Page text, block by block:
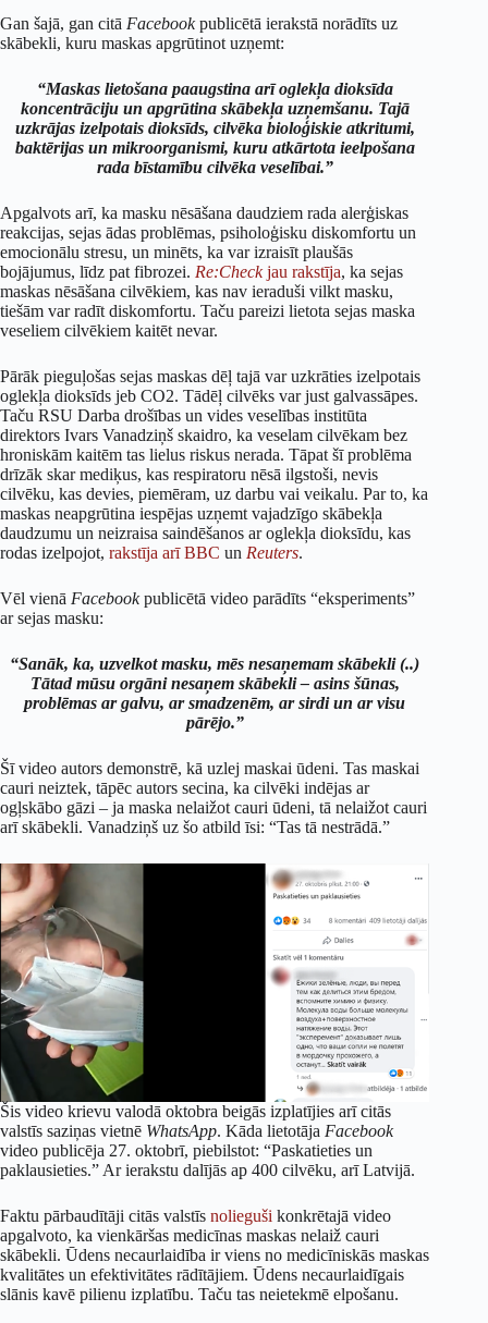
Gan šajā, gan citā Facebookpublicētā ierakstā norādīts uz
skābekli, kuru maskas apgrūtinot uzņemt:
“Maskas lietošana paaugstina arī oglekļa dioksīda
koncentrāciju un apgrūtina skābekļa uzņemšanu. Tajā
uzkrājas izelpotais dioksīds, cilvēka bioloģiskie atkritumi,
baktērijas un mikroorganismi, kuru atkārtota ieelpošana
rada bīstamību cilvēka veselībai.”
Apgalvots arī, ka masku nēsāšana daudziem rada alerģiskas
reakcijas, sejas ādas problēmas, psiholoģisku diskomfortu un
emocionālu stresu, un minēts, ka var izraisīt plaušās
bojājumus, līdz pat fibrozei. Re:Checkjau rakstīja, ka sejas
maskas nēsāšana cilvēkiem, kas nav ieraduši vilkt masku,
tiešām var radīt diskomfortu. Taču pareizi lietota sejas maska
veseliem cilvēkiem kaitēt nevar.
Pārāk pieguļošas sejas maskas dēļ tajā var uzkrāties izelpotais
oglekļa dioksīds jeb CO2. Tādēļ cilvēks var just galvassāpes.
Taču RSU Darba drošības un vides veselības institūta
direktors Ivars Vanadziņš skaidro, ka veselam cilvēkam bez
hroniskām kaitēm tas lielus riskus nerada. Tāpat šī problēma
drīzāk skar mediķus, kas respiratoru nēsā ilgstoši, nevis
cilvēku, kas devies, piemēram, uz darbu vai veikalu. Par to, ka
maskas neapgrūtina iespējas uzņemt vajadzīgo skābekļa
daudzumu un neizraisa saindēšanos ar oglekļa dioksīdu, kas
rodas izelpojot, rakstīja arī BBC un Reuters.
Vēl vienā Facebookpublicētā video parādīts “eksperiments”
ar sejas masku:
“Sanāk, ka, uzvelkot masku, mēs nesaņemam skābekli (..)
Tātad mūsu orgāni nesaņem skābekli – asins šūnas,
problēmas ar galvu, ar smadzenēm, ar sirdi un ar visu
pārējo.”
Šī video autors demonstrē, kā uzlej maskai ūdeni. Tas maskai
cauri neiztek, tāpēc autors secina, ka cilvēki indējas ar
ogļskābo gāzi – ja maska nelaižot cauri ūdeni, tā nelaižot cauri
arī skābekli. Vanadziņš uz šo atbild īsi: “Tas tā nestrādā.”
Šis video krievu valodā oktobra beigās izplatījies arī citās
valstīs saziņas vietnē WhatsApp. Kāda lietotāja Facebook
video publicēja 27. oktobrī, piebilstot: “Paskatieties un
paklausieties.” Ar ierakstu dalījās ap 400 cilvēku, arī Latvijā.
Faktu pārbaudītāji citās valstīs nolieguši konkrētajā video
apgalvoto, ka vienkāršas medicīnas maskas nelaiž cauri
skābekli. Ūdens necaurlaidība ir viens no medicīniskās maskas
kvalitātes un efektivitātes rādītājiem. Ūdens necaurlaidīgais
slānis kavē pilienu izplatību. Taču tas neietekmē elpošanu.